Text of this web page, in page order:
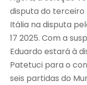
disputa do terceiro
Itália na disputa
17 2025. Com a
Eduardo estará à
Patetuci para o
seis partidas do